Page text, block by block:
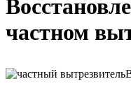
частном